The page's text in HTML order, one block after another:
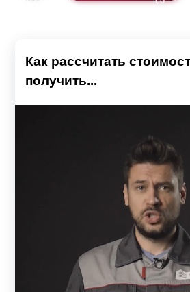
Как рассчитать
получить...